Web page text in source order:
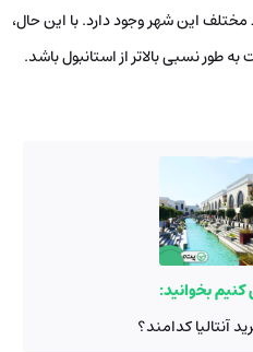
این شهر وجود دارد. با این حال،
نسبی بالاتر از استانبول باشد.
بخوانید:
آنتالیا کدامند؟